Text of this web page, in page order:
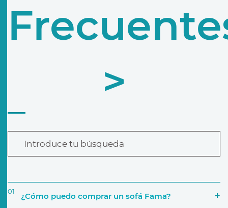
>
Introduce tu búsqueda
01 ¿Cómo puedo comprar un sofá Fama?